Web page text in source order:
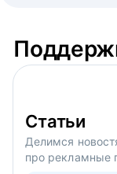
Статьи
Делимся
про рекламные